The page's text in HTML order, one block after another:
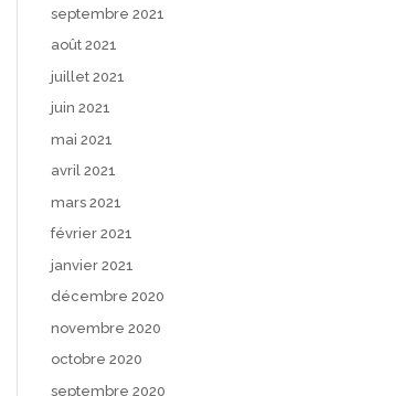
septembre 2021
août 2021
juillet 2021
juin 2021
mai 2021
avril 2021
mars 2021
février 2021
janvier 2021
décembre 2020
novembre 2020
octobre 2020
septembre 2020